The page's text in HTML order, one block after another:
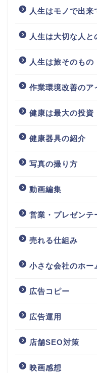
人生はモノで出来
人生は大切な人と
人生は旅そのもの
作業環境改善のア
健康は最大の投資
健康器具の紹介
写真の撮り方
動画編集
営業・プレゼンテ
売れる仕組み
小さな会社のホー
広告コピー
広告運用
店舗SEO対策
映画感想